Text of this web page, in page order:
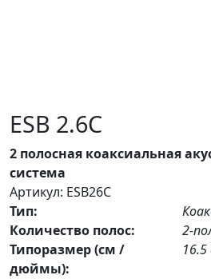
ESB 2.6C
2 полосная коаксиальная
система
Артикул: ESB26C
Тип:
Количество полос:
2-
Типоразмер (см /
дюймы):
16.5